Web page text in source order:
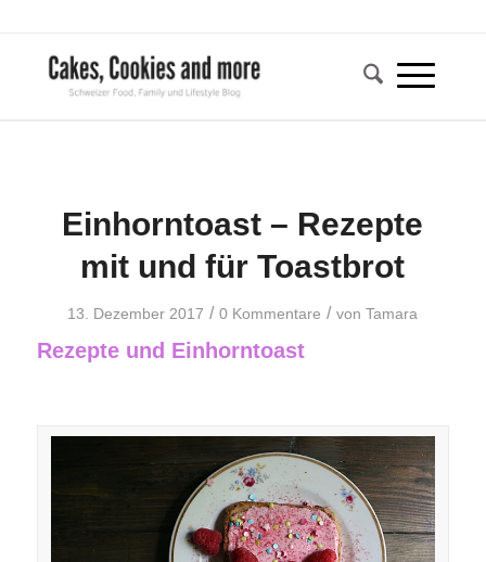
Einhorntoast – Rezepte
mit und für Toastbrot
13. Dezember 2017 / 0 Kommentare / vonTamara
Rezepte und Einhorntoast